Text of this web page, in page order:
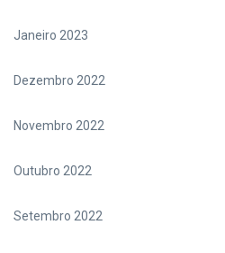
Janeiro 2023
Dezembro 2022
Novembro 2022
Outubro 2022
Setembro 2022